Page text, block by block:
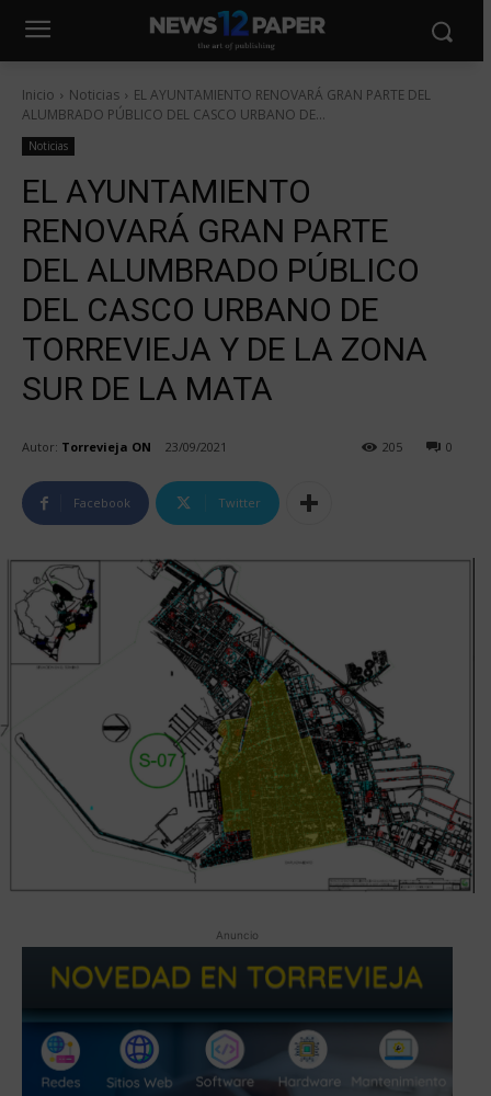
Inicio Noticias
EL AYUNTAMIENTO RENOVARÁ GRAN PARTE DEL
ALUMBRADO PÚBLICO DEL CASCO URBANO DE...
Noticias
EL AYUNTAMIENTO
RENOVARÁ GRAN PARTE
DEL ALUMBRADO PÚBLICO
DEL CASCO URBANO DE
TORREVIEJA Y DE LA ZONA
SUR DE LA MATA
Autor: Torrevieja ON 23/09/2021 0
205
Facebook Twitter
Anuncio